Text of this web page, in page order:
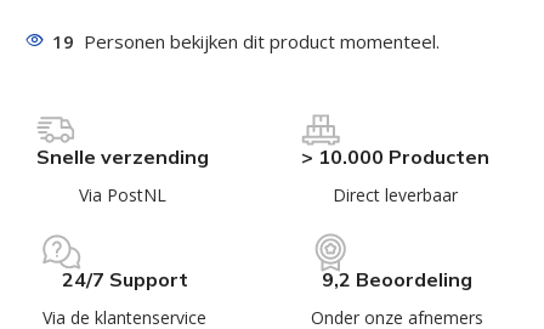
19 Personen bekijken dit product momenteel.
Snelle verzending
Via PostNL
> 10.000 Producten
Direct leverbaar
24/7 Support
Via de klantenservice
9,2 Beoordeling
Onder onze afnemers